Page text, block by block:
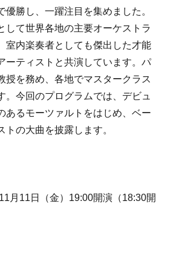
優勝し、一躍注目を集めました。
して世界各地の主要オーケストラ
室内楽奏者としても傑出した才能
ーティストと共演しています。パ
授を務め、各地でマスタークラス
。今回のプログラムでは、デビュ
あるモーツァルトをはじめ、ベー
トの大曲を披露します。
月11日（金）19:00開演（18:30開